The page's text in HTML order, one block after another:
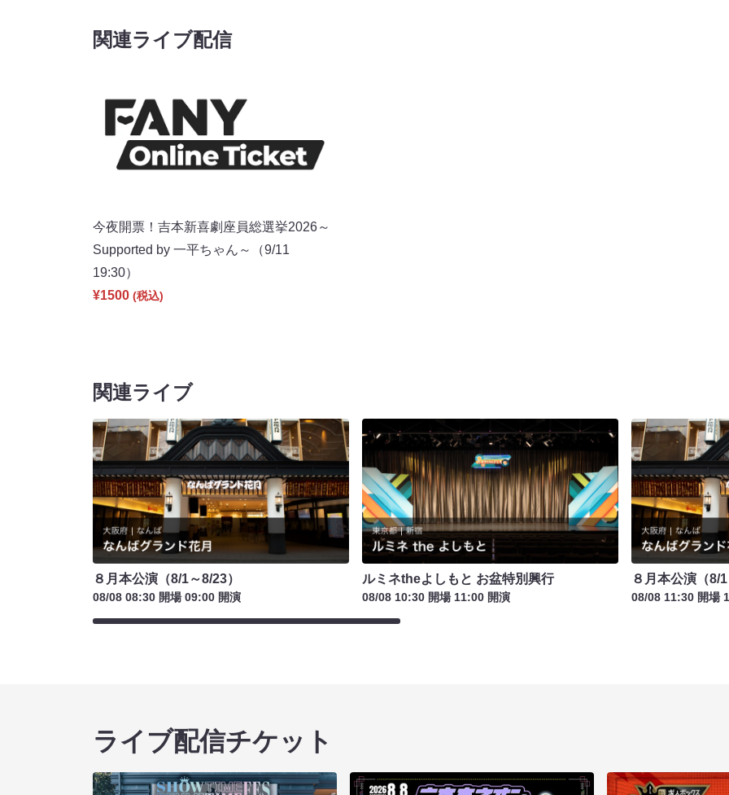
関連ライブ配信
今夜開票！吉本新喜劇座員総選挙2026～
Supported by 一平ちゃん～（9/11
19:30）
¥1500 (税込)
関連ライブ
８月本公演（8/1～8/23）
08/08 08:30 開場 09:00 開演
ルミネtheよしもと お盆特別興行
08/08 10:30 開場 11:00 開演
８月本公演（8/
08/08 11:30 開場
ライブ配信チケット